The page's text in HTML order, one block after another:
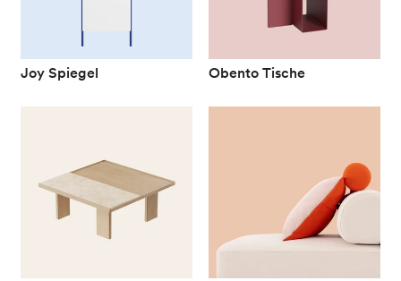
Joy Spiegel Obento Tische